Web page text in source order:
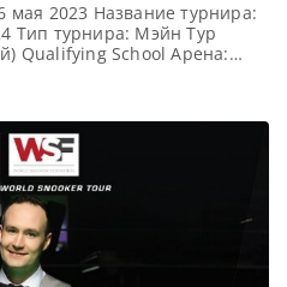
2023 Название турнира:
Тип турнира: Мэйн Тур
Qualifying School Арена:
(населенный пункт,
School 1 2024. Расписание —
Q […]